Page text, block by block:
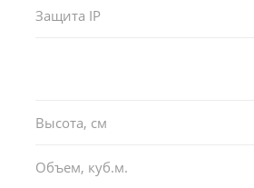
Защита IP
Высота, см
Объем, куб.м.